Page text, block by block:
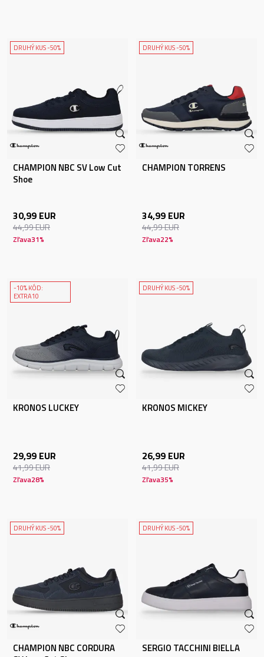
DRUHÝ KUS -50%
CHAMPION NBC SV Low Cut
Shoe
30,99 EUR
44,99EUR
Zľava31%
DRUHÝ KUS -50%
CHAMPION TORRENS
34,99 EUR
44,99EUR
Zľava22%
-10% KÓD:
EXTRA10
KRONOS LUCKEY
29,99 EUR
41,99EUR
Zľava28%
DRUHÝ KUS -50%
KRONOS MICKEY
26,99 EUR
41,99EUR
Zľava35%
DRUHÝ KUS -50%
CHAMPION NBC CORDURA
DRUHÝ KUS -50%
SERGIO TACCHINI BIELLA